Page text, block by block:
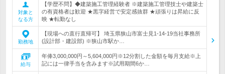
対象と
なる方
【学歴不問】◆建築施工管理経験者 ※建築施工管理技士や建築士
の有資格者は歓迎 ★黒字経営で安定感抜群 ★頑張りは昇給に反
映 ★転勤なし
勤務地
【現場への直行直帰可】 埼玉県狭山市富士見1-14-19当社事務所
(設計部・建設部) ※狭山市駅か…
給与
年俸3,000,000円～5,604,000円※12分割した金額を毎月支給※上
記には一律手当を含みます※試用期間6か…